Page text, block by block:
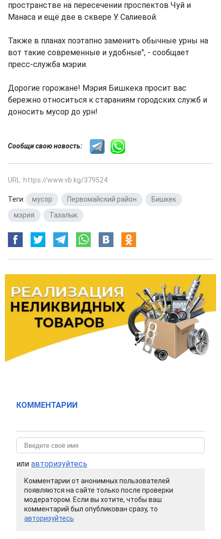
пространстве на пересечении проспектов Чуй и
Манаса и ещё две в сквере У. Салиевой.
Также в планах поэтапно заменить обычные урны на
вот такие современные и удобные", - сообщает
пресс-служба мэрии.
Дорогие горожане! Мэрия Бишкека просит вас
бережно относиться к стараниям городских служб и
доносить мусор до урн!
Сообщи свою новость:
URL: https://www.vb.kg/379524
Теги: мусор Первомайский район Бишкек
мэрия
Тазалык
КОММЕНТАРИИ
или авторизуйтесь
Комментарии от анонимных пользователей
появляются на сайте только после проверки
модератором. Если вы хотите, чтобы ваш
комментарий был опубликован сразу, то
авторизуйтесь